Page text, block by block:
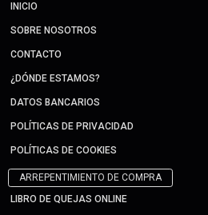
INICIO
SOBRE NOSOTROS
CONTACTO
¿DÓNDE ESTAMOS?
DATOS BANCARIOS
POLÍTICAS DE PRIVACIDAD
POLÍTICAS DE COOKIES
ARREPENTIMIENTO DE COMPRA
LIBRO DE QUEJAS ONLINE